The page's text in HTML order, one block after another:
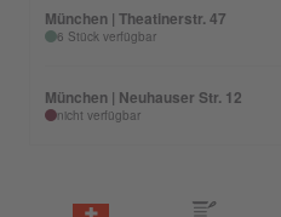
München | Theatinerstr. 47
6 Stück verfügbar
München | Neuhauser Str. 12
nicht verfügbar